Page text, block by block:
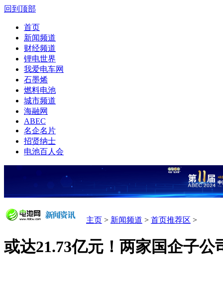
回到顶部
首页
新闻频道
财经频道
锂电世界
我爱电车网
石墨烯
燃料电池
城市频道
海融网
ABEC
名企名片
招贤纳士
电池百人会
主页 > 新闻频道 > 首页推荐区 >
或达21.73亿元！两家国企子